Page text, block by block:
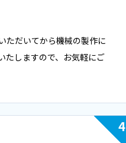
ただいてから機械の製作に
たしますので、お気軽にご
4